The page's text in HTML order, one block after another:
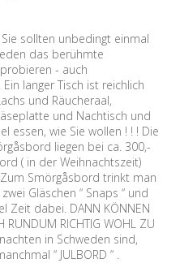
Sie sollten unbedingt einmal
das berühmte
probieren - auch
langer Tisch ist reichlich
und Räucheraal,
und Nachtisch und
essen, wie Sie wollen ! ! ! Die
liegen bei ca. 300,-
( in der Weihnachtszeit)
Smörgåsbord trinkt man
Gläschen “ Snaps “ und
Zeit dabei. DANN KÖNNEN
RUNDUM RICHTIG WOHL ZU
in Schweden sind,
“ JULBORD “ .